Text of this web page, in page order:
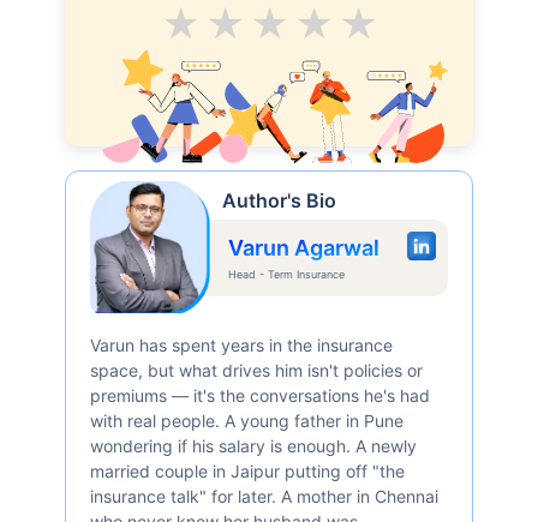
Excellent
V.Good
Good
Average
Author's Bio
Varun Agarwal
Head - Term Insurance
Varun has spent years in the insurance
space, but what drives him isn't policies or
premiums — it's the conversations he's had
with real people. A young father in Pune
wondering if his salary is enough. A newly
married couple in Jaipur putting off "the
insurance talk" for later. A mother in Chennai